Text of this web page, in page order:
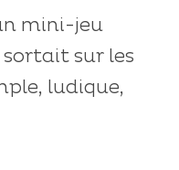
mini-jeu
sortait sur les
ludique,